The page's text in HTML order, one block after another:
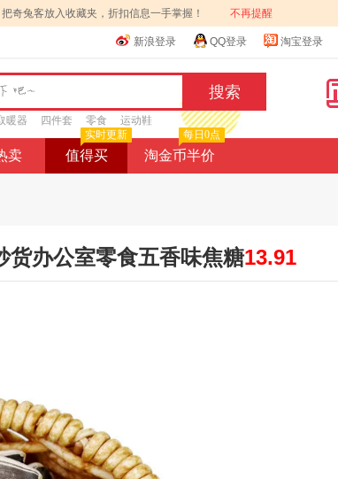
把奇兔客放入收藏夹，折扣信息一手掌握！ 不再提醒
新浪登录 QQ登录 淘宝登录
暖器 四件套 零食 运动鞋
卖 值得买
实时更新
淘金币半价
每日0点
货办公室零食五香味焦糖13.91